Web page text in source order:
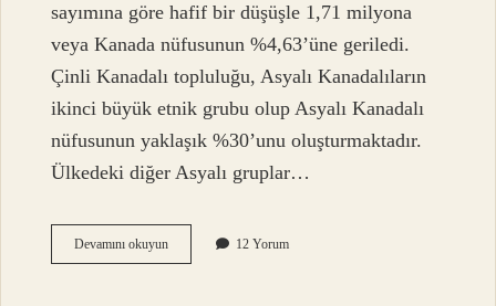
sayımına göre hafif bir düşüşle 1,71 milyona
veya Kanada nüfusunun %4,63’üne geriledi.
Çinli Kanadalı topluluğu, Asyalı Kanadalıların
ikinci büyük etnik grubu olup Asyalı Kanadalı
nüfusunun yaklaşık %30’unu oluşturmaktadır.
Ülkedeki diğer Asyalı gruplar…
Devamını okuyunKanadada
Kaç
12 Yorum